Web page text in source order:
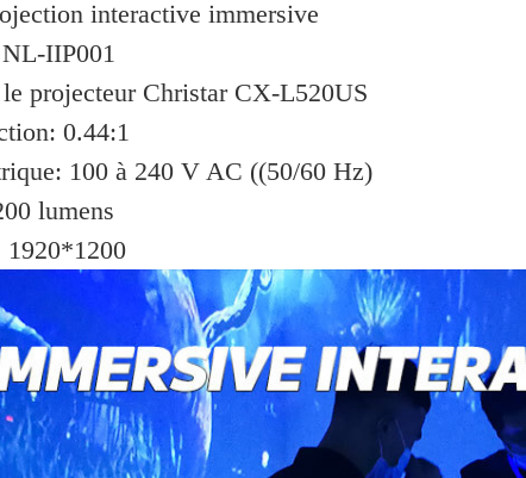
interactive immersive
IIP001
projecteur Christar CX-L520US
0.44:1
100 à 240 V AC ((50/60 Hz)
lumens
1920*1200